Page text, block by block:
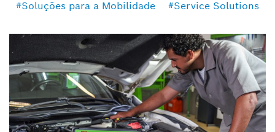
Soluções para a Mobilidade Service Solutions